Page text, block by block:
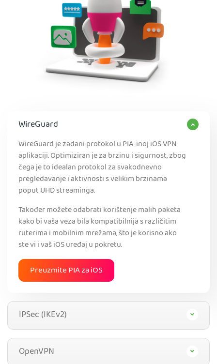
WireGuard
WireGuard je zadani protokol u PIA-inoj iOS VPN
aplikaciji. Optimiziran je za brzinu i sigurnost, zbog
čega je to idealan protokol za svakodnevno
pregledavanje i aktivnosti s velikim brzinama
poput UHD streaminga.
Također možete odabrati korištenje malih paketa
kako bi vaša veza bila kompatibilnija s različitim
ruterima i mobilnim mrežama, što je korisno ako
ste vi i vaš iOS uređaj u pokretu.
Preuzmite PIA za iOS
IPSec (IKEv2)
OpenVPN